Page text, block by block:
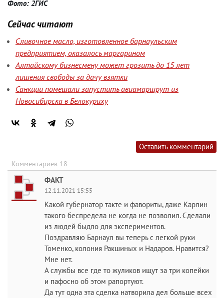
Фото: 2ГИС
Сейчас читают
Сливочное масло, изготовленное барнаульским
предприятием, оказалось маргарином
Алтайскому бизнесмену может грозить до 15 лет
лишения свободы за дачу взятки
Санкции помешали запустить авиамаршрут из
Новосибирска в Белокуриху
Оставить комментарий
Комментариев 18
ФАКТ
12.11.2021 15:55
Какой губернатор такте и фавориты, даже Карлин
такого беспредела не когда не позволил. Сделали
из людей быдло для экспериментов.
Поздравляю Барнаул вы теперь с легкой руки
Томенко, колония Ракшиных и Надаров. Нравится?
Мне нет.
А службы все где то жуликов ищут за три копейки
и пафосно об этом рапортуют.
Да тут одна эта сделка натворила дел больше всех